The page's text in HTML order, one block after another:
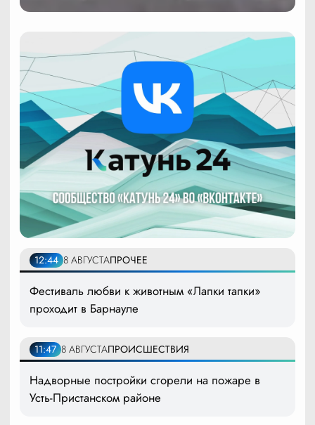
12:44 8 АВГУСТАПРОЧЕЕ
Фестиваль любви к животным «Лапки тапки»
проходит в Барнауле
11:47 8 АВГУСТАПРОИСШЕСТВИЯ
Надворные постройки сгорели на пожаре в
Усть-Пристанском районе